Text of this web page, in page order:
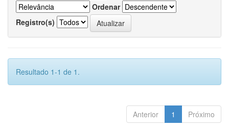
Ordenar
Registro(s)
Resultado 1-1 de 1.
Anterior 1 Próximo